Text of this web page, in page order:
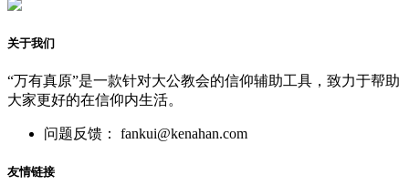
关于我们
“万有真原”是一款针对大公教会的信仰辅助工具，致力于帮助
大家更好的在信仰内生活。
问题反馈： fankui@kenahan.com
友情链接